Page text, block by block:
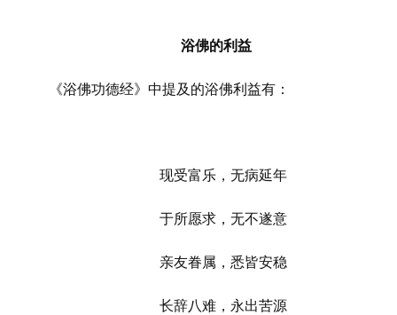
浴佛的利益
《浴佛功德经》中提及的浴佛利益有：
现受富乐，无病延年
于所愿求，无不遂意
亲友眷属，悉皆安稳
长辞八难，永出苦源